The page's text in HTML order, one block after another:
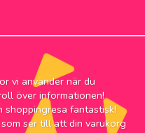
våra bästa
vi använder när du
över informationen!
fantastisk!
ser till att din varukorg